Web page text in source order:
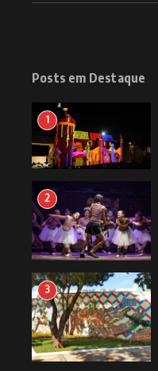
Posts em Destaque
1
2
3